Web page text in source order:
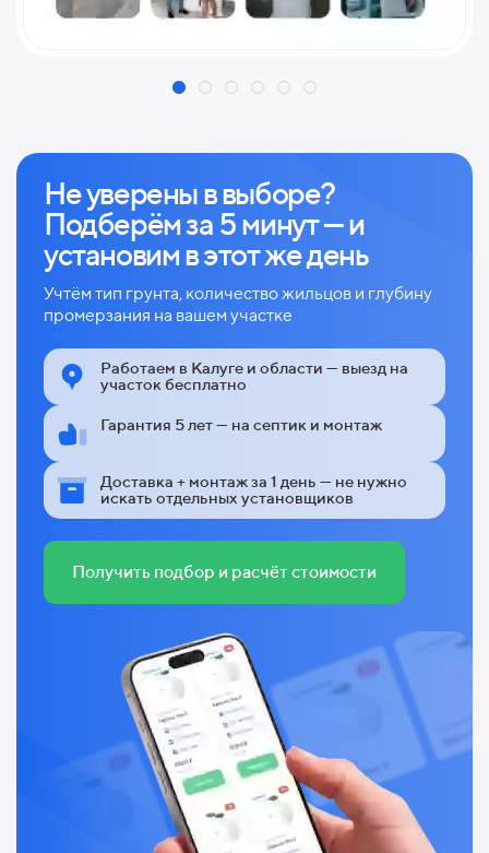
Не уверены в выборе?
Подберём за 5 минут — и
установим в этот же день
Учтём тип грунта, количество жильцов и глубину
промерзания на вашем участке
Работаем в Калуге и области — выезд на
участок бесплатно
Гарантия 5 лет — на септик и монтаж
Доставка + монтаж за 1 день — не нужно
искать отдельных установщиков
Получить подбор и расчёт стоимости